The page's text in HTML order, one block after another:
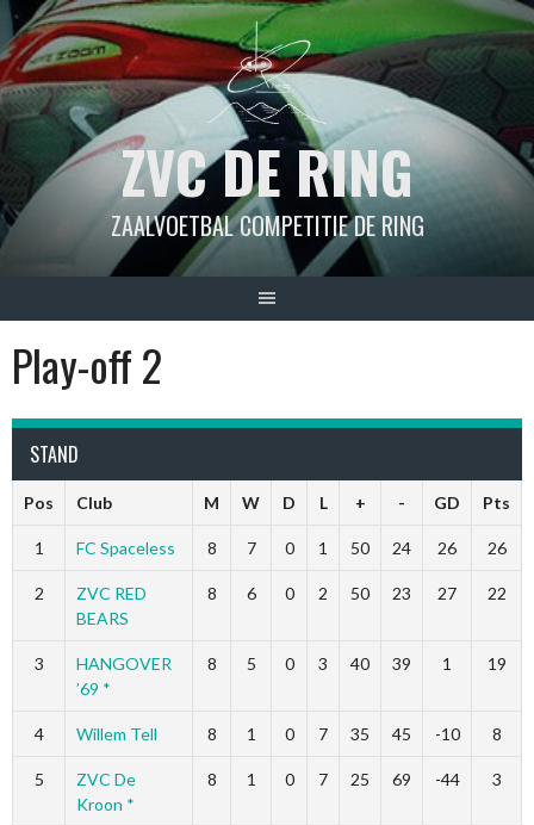
Spring
naar
inhoud
ZVC DE RING
ZAALVOETBAL COMPETITIE DE RING
Play-off 2
STAND
Pos Club M W D L + - GD Pts
1 FC Spaceless 8 7 0 1 50 24 26 26
2
ZVC RED
BEARS
8 6 0 2 50 23 27 22
3
HANGOVER
’69 *
8 5 0 3 40 39 1 19
4 Willem Tell 8 1 0 7 35 45 -10 8
5
ZVC De
Kroon *
8 1 0 7 25 69 -44 3